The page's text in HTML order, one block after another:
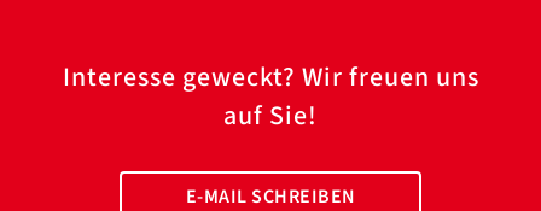
Interesse geweckt? Wir freuen uns
auf Sie!
E-MAIL SCHREIBEN